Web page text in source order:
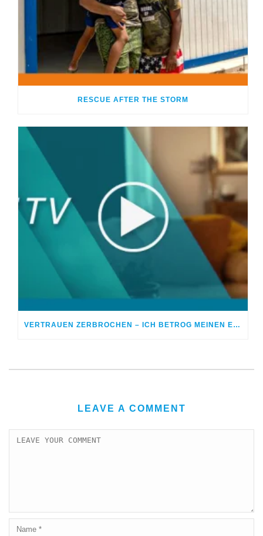
RESCUE AFTER THE STORM
VERTRAUEN ZERBROCHEN – ICH BETROG MEINEN EHEPARTNER
LEAVE A COMMENT